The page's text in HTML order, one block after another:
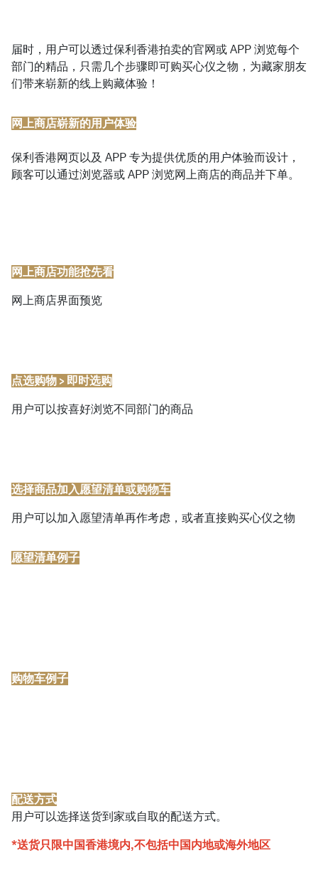
届时，用户可以透过保利香港拍卖的官网或 APP 浏览每个
部门的精品，只需几个步骤即可购买心仪之物，为藏家朋友
们带来崭新的线上购藏体验！
网上商店崭新的用户体验
保利香港网页以及 APP 专为提供优质的用户体验而设计，
顾客可以通过浏览器或 APP 浏览网上商店的商品并下单。
网上商店功能抢先看
网上商店界面预览
点选购物 > 即时选购
用户可以按喜好浏览不同部门的商品
选择商品加入愿望清单或购物车
用户可以加入愿望清单再作考虑，或者直接购买心仪之物
愿望清单例子
购物车例子
配送方式
用户可以选择送货到家或自取的配送方式。
*送货只限中国香港境内,不包括中国内地或海外地区